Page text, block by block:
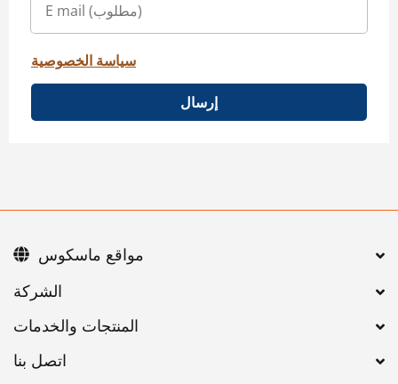
سياسة الخصوصية
إرسال
اتصل بنا
مواقع ماسكوس